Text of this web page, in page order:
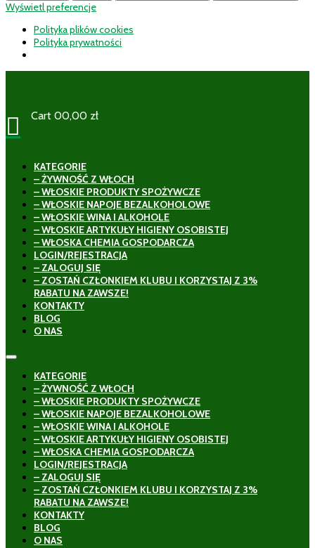
Wyświetl preferencje
Polityka plików cookies
Polityka prywatności
 Cart 00,00 zł
KATEGORIE
– ŻYWNOŚĆ Z WŁOCH
– WŁOSKIE PRODUKTY SPOŻYWCZE
– WŁOSKIE NAPOJE BEZALKOHOLOWE
– WŁOSKIE WINA I ALKOHOLE
– WŁOSKIE ARTYKUŁY HIGIENY OSOBISTEJ
– WŁOSKA CHEMIA GOSPODARCZA
LOGIN/REJESTRACJA
– ZALOGUJ SIĘ
– ZOSTAŃ CZŁONKIEM KLUBU I KORZYSTAJ Z 3%
RABATU NA ZAWSZE!
KONTAKTY
BLOG
O NAS
KATEGORIE
– ŻYWNOŚĆ Z WŁOCH
– WŁOSKIE PRODUKTY SPOŻYWCZE
– WŁOSKIE NAPOJE BEZALKOHOLOWE
– WŁOSKIE WINA I ALKOHOLE
– WŁOSKIE ARTYKUŁY HIGIENY OSOBISTEJ
– WŁOSKA CHEMIA GOSPODARCZA
LOGIN/REJESTRACJA
– ZALOGUJ SIĘ
– ZOSTAŃ CZŁONKIEM KLUBU I KORZYSTAJ Z 3%
RABATU NA ZAWSZE!
KONTAKTY
BLOG
O NAS